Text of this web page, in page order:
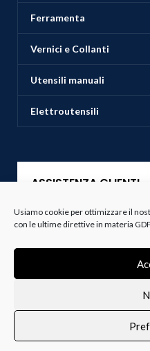
Usiamo cookie per ottimizzare il
con le ultime direttive in materia
Ferramenta
Vernici e Collanti
Utensili manuali
Elettroutensili
ASSISTENZA CLIENTI
Servizio Clienti
Spedizioni
Resi e Recessi
Termini e Condizioni